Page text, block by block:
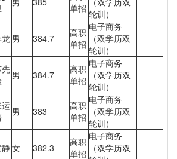
单招 轮训）
男 384.7
高职
单招
电子商务
（双学历双
轮训）
男 384.7
高职
单招
电子商务
（双学历双
轮训）
男 383
高职
单招
电子商务
（双学历双
轮训）
女 382.3
高职
单招
电子商务
（双学历双